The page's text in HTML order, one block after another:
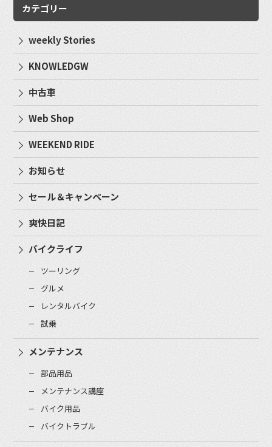
カテゴリー
weekly Stories
KNOWLEDGW
中古車
Web Shop
WEEKEND RIDE
お知らせ
セール＆キャンペーン
爽快日記
バイクライフ
ツーリング
グルメ
レンタルバイク
試乗
メンテナンス
部品用品
メンテナンス講座
バイク用品
バイクトラブル